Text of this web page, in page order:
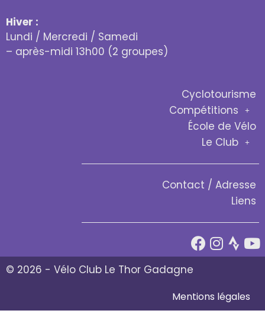
Hiver :
Lundi / Mercredi / Samedi
– après-midi 13h00 (2 groupes)
Cyclotourisme
Compétitions
École de Vélo
Le Club
Contact / Adresse
Liens
© 2026 - Vélo Club Le Thor Gadagne
Mentions légales